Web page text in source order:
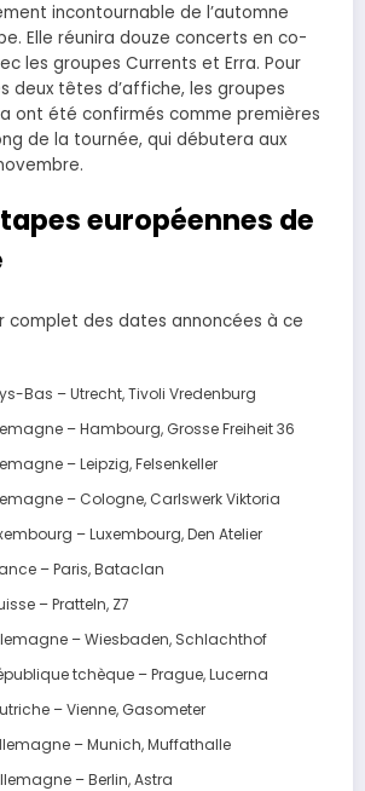
incontournable de l’automne
Elle réunira douze concerts en co-
les groupes Currents et Erra. Pour
deux têtes d’affiche, les groupes
ont été confirmés comme premières
de la tournée, qui débutera aux
européennes de
complet des dates annoncées à ce
Bas – Utrecht, Tivoli Vredenburg
– Hambourg, Grosse Freiheit 36
– Leipzig, Felsenkeller
– Cologne, Carlswerk Viktoria
– Luxembourg, Den Atelier
– Paris, Bataclan
– Pratteln, Z7
– Wiesbaden, Schlachthof
tchèque – Prague, Lucerna
– Vienne, Gasometer
– Munich, Muffathalle
– Berlin, Astra